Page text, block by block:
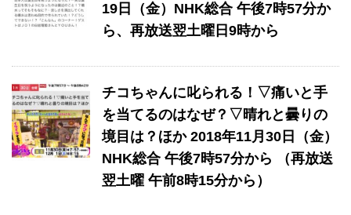
19日（金）NHK総合 午後7時57分か
ら、再放送翌土曜日9時から
チコちゃんに叱られる！▽痛いと手
を当てるのはなぜ？▽晴れと曇りの
境目は？ほか 2018年11月30日（金）
NHK総合 午後7時57分から （再放送
翌土曜 午前8時15分から）